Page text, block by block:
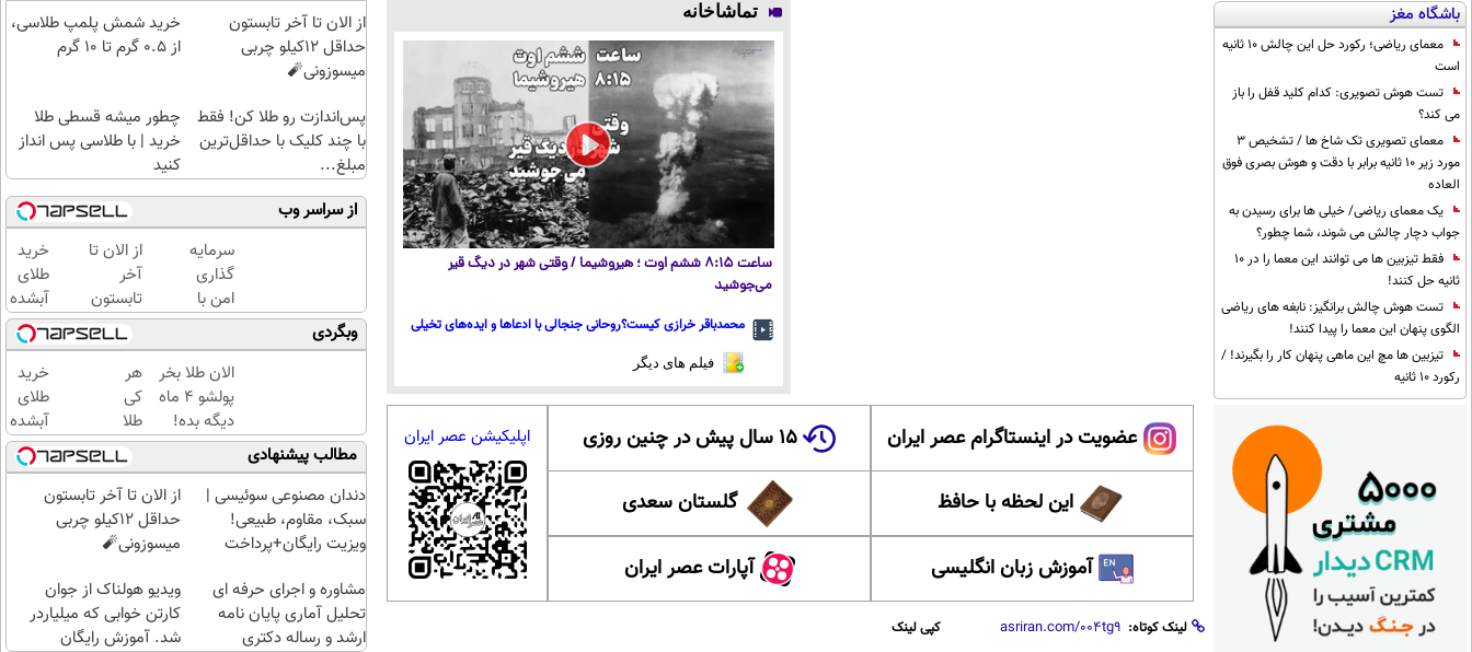
باشگاه مغز
معمای ریاضی؛ رکورد حل این چالش 10 ثانیه
است
تست هوش تصویری: کدام کلید قفل را باز
می کند؟
معمای تصویری تک شاخ ها / تشخیص 3
مورد زیر 10 ثانیه برابر با دقت و هوش بصری فوق
العاده
یک معمای ریاضی/ خیلی ها برای رسیدن به
جواب دچار چالش می شوند، شما چطور؟
فقط تیزبین ها می توانند این معما را در 10
ثانیه حل کنند!
تست هوش چالش برانگیز: نابغه های ریاضی
الگوی پنهان این معما را پیدا کنند!
تیزبین ها مچ این ماهی پنهان کار را بگیرند! /
رکورد 10 ثانیه
تماشاخانه
ساعت ۸:۱۵ ششم اوت ؛ هیروشیما / وقتی شهر در دیگ قیر
می‌جوشید
محمدباقر خرازی کیست؟روحانی جنجالی با ادعاها و ایده‌های تخیلی
فیلم های دیگر
عضویت در اینستاگرام عصر ایران ۱۵ سال پیش در چنین روزی
این لحظه با حافظ گلستان سعدی
آموزش زبان انگلیسی آپارات عصر ایران
اپلیکیشن عصر ایران
لینک کوتاه: کپی لینک
از الان تا آخر تابستون
حداقل 12کیلو چربی
میسوزونی🧨
خرید شمش پلمپ طلاسی،
از ۰.۵ گرم تا ۱۰ گرم
پس‌اندازت رو طلا کن! فقط
با چند کلیک با حداقل‌ترین
مبلغ...
چطور میشه قسطی طلا
خرید | با طلاسی پس انداز
کنید
از سراسر وب
سرمایه
گذاری
امن با
طلا و
نقره
دیجی
کالا
از الان تا
آخر
تابستون
حداقل
12کیلو
چربی
میسوزونی
🧨
خرید
طلای
آبشده
حتی با
۱۰۰هزارتومان
وبگردی
الان طلا بخر
پولشو 4 ماه
دیگه بده!
سرمایه‌گذاری
طلا با اقساط
بی‌بهره
هر
کی
طلا
داره،
غم
نداره!
😊💎
(خرید
چند
کلیک)
خرید
طلای
آبشده
حتی با
۱۰۰هزارتومان
مطالب پیشنهادی
دندان مصنوعی سوئیسی |
سبک، مقاوم، طبیعی!
ویزیت رایگان+پرداخت
از الان تا آخر تابستون
حداقل 12کیلو چربی
میسوزونی🧨
مشاوره و اجرای حرفه ای
تحلیل آماری پایان نامه
ارشد و رساله دکتری
ویدیو هولناک از جوان
کارتن خوابی که میلیاردر
شد. آموزش رایگان